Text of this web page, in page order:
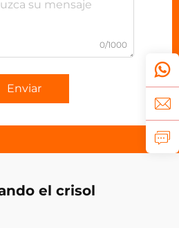
0/1000
Enviar
el crisol